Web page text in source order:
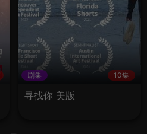
剧集 10集
寻找你 美版